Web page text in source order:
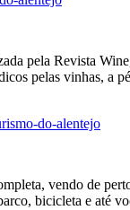
pela Revista
pelas vinhas,
vendo de
bicicleta e até